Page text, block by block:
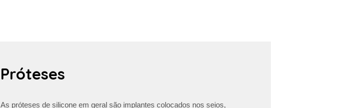
Próteses
As próteses de silicone em geral são implantes colocados nos seios,